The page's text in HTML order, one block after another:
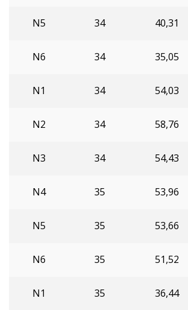
N5 34 40,31
N6 34 35,05
N1 34 54,03
N2 34 58,76
N3 34 54,43
N4 35 53,96
N5 35 53,66
N6 35 51,52
N1 35 36,44